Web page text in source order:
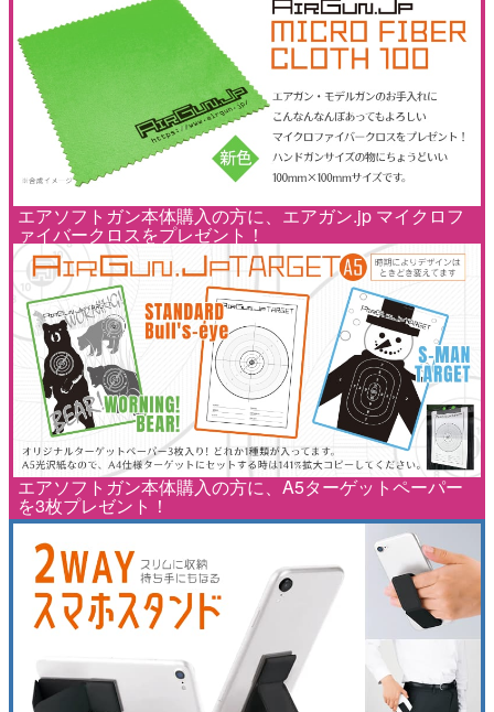
エアソフトガン本体購入の方に、エアガン.jp マイクロフ
ァイバークロスをプレゼント！
エアソフトガン本体購入の方に、A5ターゲットペーパー
を3枚プレゼント！